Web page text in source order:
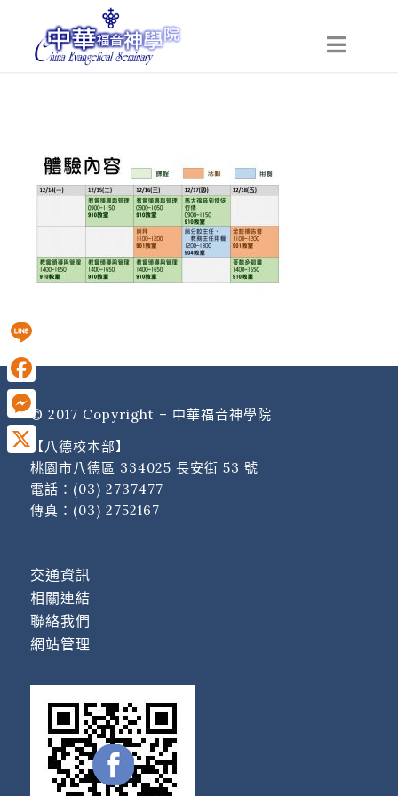
© 2017 Copyright – 中華福音神學院
【八德校本部】
桃園市八德區 334025 長安街 53 號
電話： (03) 2737477
傳真：(03) 2752167
交通資訊
相關連結
聯絡我們
網站管理
Line
Facebook
Messenger